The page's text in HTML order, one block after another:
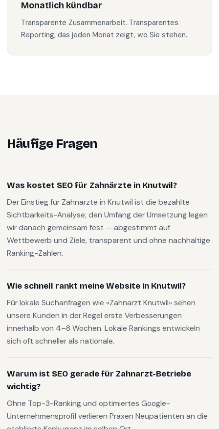
Monatlich kündbar
Transparente Zusammenarbeit. Transparentes
Reporting, das jeden Monat zeigt, wo Sie stehen.
Häufige Fragen
Was kostet SEO für Zahnärzte in Knutwil?
Der Einstieg für Zahnärzte in Knutwil ist die bezahlte
Sichtbarkeits-Analyse; den Umfang der Umsetzung legen
wir danach gemeinsam fest — abgestimmt auf
Wettbewerb und Ziele, transparent und ohne nachhaltige
Ranking-Zahlen.
Wie schnell rankt meine Website in Knutwil?
Für lokale Suchanfragen wie «Zahnarzt Knutwil» sehen
unsere Kunden in der Regel erste Verbesserungen
innerhalb von 4–8 Wochen. Lokale Rankings entwickeln
sich oft schneller als nationale.
Warum ist SEO gerade für Zahnarzt-Betriebe
wichtig?
Ohne Top-3-Ranking und optimiertes Google-
Unternehmensprofil verlieren Praxen Neupatienten an die